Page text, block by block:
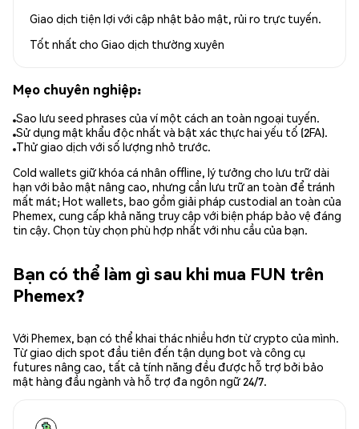
Giao dịch tiện lợi với cập nhật bảo mật, rủi ro trực tuyến.
Tốt nhất cho Giao dịch thường xuyên
Mẹo chuyên nghiệp:
Sao lưu seed phrases của ví một cách an toàn ngoại tuyến.
Sử dụng mật khẩu độc nhất và bật xác thực hai yếu tố (2FA).
Thử giao dịch với số lượng nhỏ trước.
Cold wallets giữ khóa cá nhân offline, lý tưởng cho lưu trữ dài
hạn với bảo mật nâng cao, nhưng cần lưu trữ an toàn để tránh
mất mát; Hot wallets, bao gồm giải pháp custodial an toàn của
Phemex, cung cấp khả năng truy cập với biện pháp bảo vệ đáng
tin cậy. Chọn tùy chọn phù hợp nhất với nhu cầu của bạn.
Bạn có thể làm gì sau khi mua FUN trên
Phemex?
Với Phemex, bạn có thể khai thác nhiều hơn từ crypto của mình.
Từ giao dịch spot đầu tiên đến tận dụng bot và công cụ
futures nâng cao, tất cả tính năng đều được hỗ trợ bởi bảo
mật hàng đầu ngành và hỗ trợ đa ngôn ngữ 24/7.